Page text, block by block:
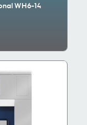
WH6-14